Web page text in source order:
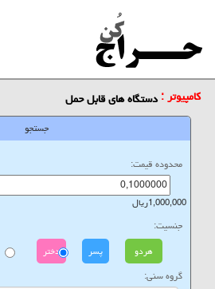
کامپیوتر :دستگاه های قابل حمل
جستجو
محدوده قیمت:
1,000,000ریال
جنسیت:
هردو پسر دختر
گروه سنی: